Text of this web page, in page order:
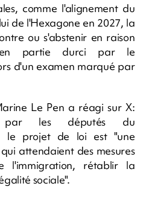
comme l'alignement du
de l'Hexagone en 2027, la
ou s'abstenir en raison
partie durci par le
d'un examen marqué par
Le Pen a réagi sur X:
par les députés du
le projet de loi est "une
attendaient des mesures
l'immigration, rétablir la
sociale".